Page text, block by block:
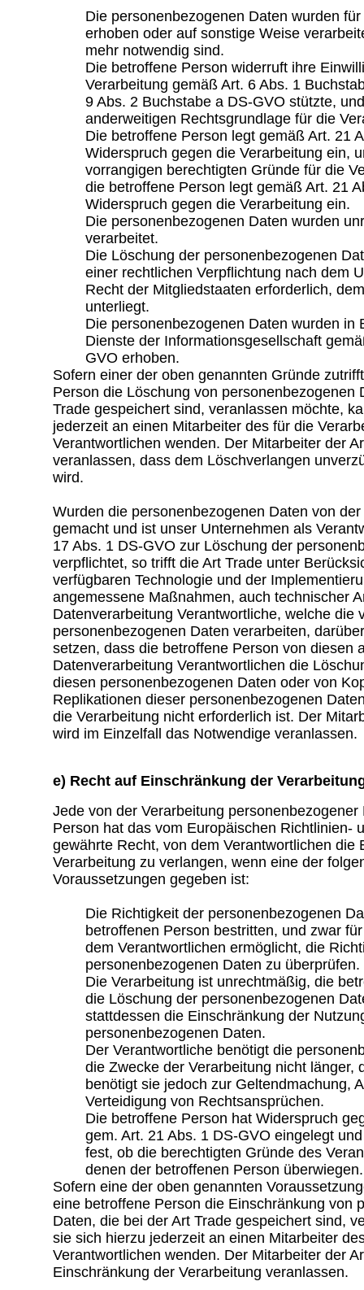
Die personenbezogenen Daten wurden
erhoben oder auf sonstige Weise
mehr notwendig sind.
Die betroffene Person widerruft ihre
Verarbeitung gemäß Art. 6 Abs. 1
9 Abs. 2 Buchstabe a DS-GVO stützte,
anderweitigen Rechtsgrundlage für die
Die betroffene Person legt gemäß Art. 21
Widerspruch gegen die Verarbeitung ein,
vorrangigen berechtigten Gründe für die
die betroffene Person legt gemäß Art. 21
Widerspruch gegen die Verarbeitung ein.
Die personenbezogenen Daten wurden
verarbeitet.
Die Löschung der personenbezogenen
einer rechtlichen Verpflichtung nach dem
Recht der Mitgliedstaaten erforderlich,
unterliegt.
Die personenbezogenen Daten wurden in
Dienste der Informationsgesellschaft
GVO erhoben.
Sofern einer der oben genannten Gründe
Person die Löschung von personenbezogenen
Trade gespeichert sind, veranlassen möchte,
jederzeit an einen Mitarbeiter des für die
Verantwortlichen wenden. Der Mitarbeiter der
veranlassen, dass dem Löschverlangen
wird.
Wurden die personenbezogenen Daten von
gemacht und ist unser Unternehmen als
17 Abs. 1 DS-GVO zur Löschung der
verpflichtet, so trifft die Art Trade unter
verfügbaren Technologie und der
angemessene Maßnahmen, auch technischer
Datenverarbeitung Verantwortliche, welche die
personenbezogenen Daten verarbeiten,
setzen, dass die betroffene Person von diesen
Datenverarbeitung Verantwortlichen die
diesen personenbezogenen Daten oder von
Replikationen dieser personenbezogenen
die Verarbeitung nicht erforderlich ist. Der
wird im Einzelfall das Notwendige veranlassen.
e) Recht auf Einschränkung der
Jede von der Verarbeitung personenbezogener
Person hat das vom Europäischen Richtlinien-
gewährte Recht, von dem Verantwortlichen die
Verarbeitung zu verlangen, wenn eine der
Voraussetzungen gegeben ist:
Die Richtigkeit der personenbezogenen
betroffenen Person bestritten, und zwar
dem Verantwortlichen ermöglicht, die
personenbezogenen Daten zu überprüfen.
Die Verarbeitung ist unrechtmäßig, die
die Löschung der personenbezogenen
stattdessen die Einschränkung der
personenbezogenen Daten.
Der Verantwortliche benötigt die
die Zwecke der Verarbeitung nicht länger,
benötigt sie jedoch zur Geltendmachung,
Verteidigung von Rechtsansprüchen.
Die betroffene Person hat Widerspruch
gem. Art. 21 Abs. 1 DS-GVO eingelegt
fest, ob die berechtigten Gründe des
denen der betroffenen Person überwiegen.
Sofern eine der oben genannten
eine betroffene Person die Einschränkung von
Daten, die bei der Art Trade gespeichert sind,
sie sich hierzu jederzeit an einen Mitarbeiter
Verantwortlichen wenden. Der Mitarbeiter der
Einschränkung der Verarbeitung veranlassen.